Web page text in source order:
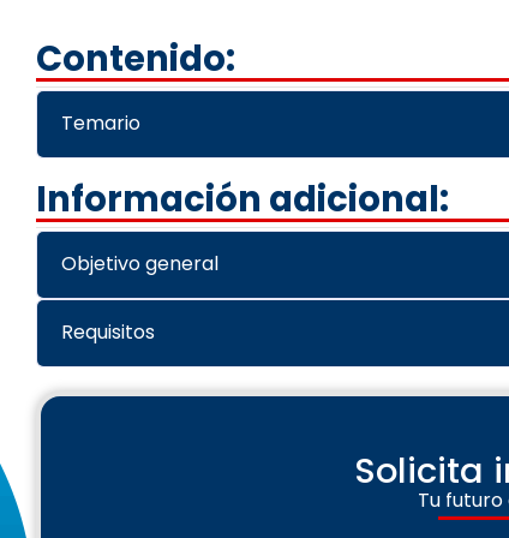
Contenido:
Temario
Información adicional:
Objetivo general
Requisitos
Solicita
Tu futuro